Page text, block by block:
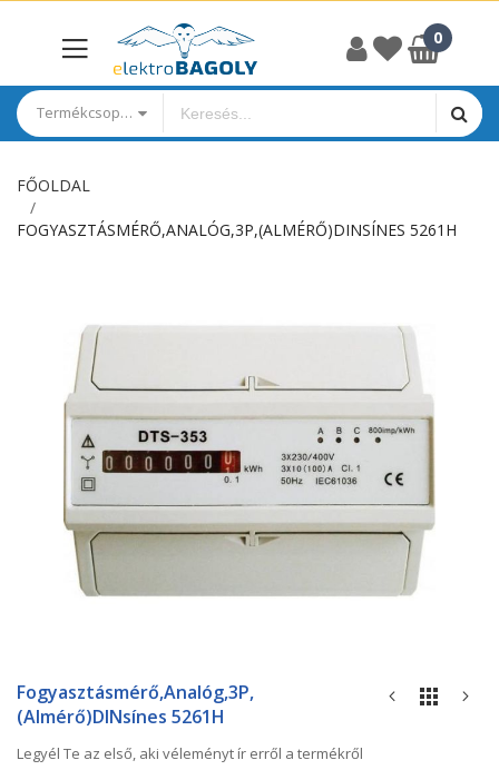
Termékcsoportok
FŐOLDAL
FOGYASZTÁSMÉRŐ,ANALÓG,3P,(ALMÉRŐ)DINSÍNES 5261H
képgaléria
a
képgaléria
Fogyasztásmérő,analóg,3P,
(almérő)DINsínes 5261H
Legyél Te az első, aki véleményt ír erről a termékről